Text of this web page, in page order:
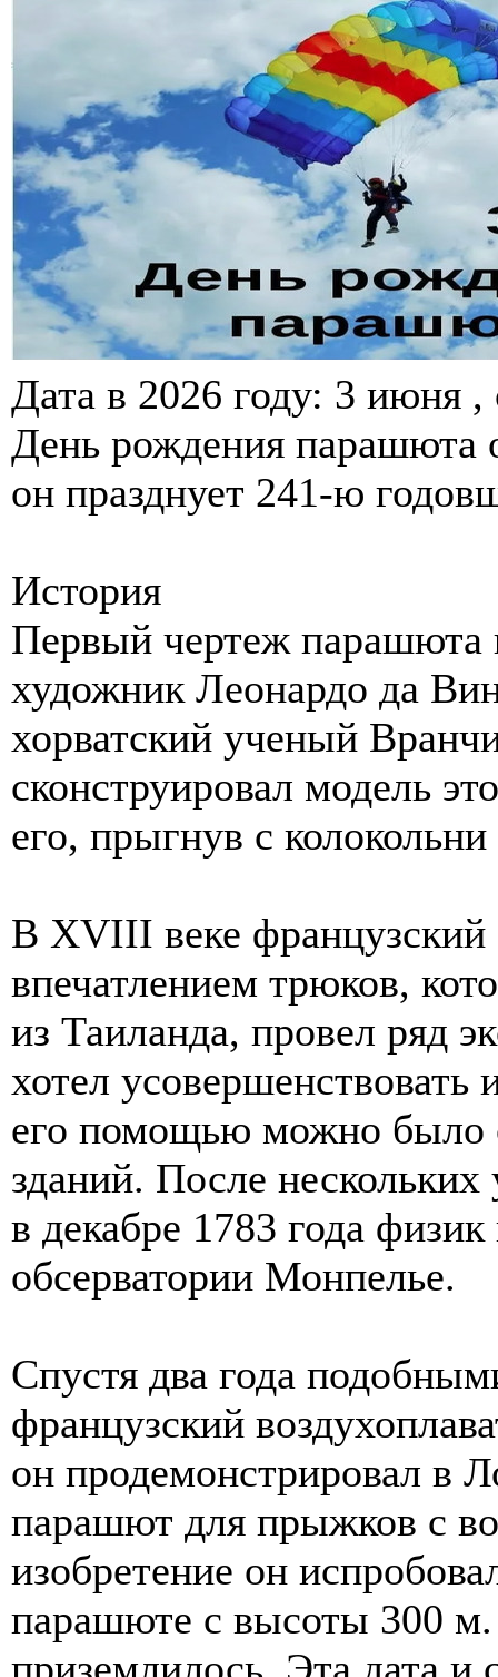
Дата в 2026 году: 3 июня ,
День рождения парашюта
он празднует 241-ю
История
Первый чертеж парашюта
художник Леонардо да
хорватский ученый
сконструировал модель
его, прыгнув с
В XVIII веке
впечатлением трюков,
из Таиланда, провел ряд
хотел усовершенствовать
его помощью можно было
зданий. После
в декабре 1783 года
обсерватории Монпелье.
Спустя два года
французский
он продемонстрировал в
парашют для прыжков с
изобретение он
парашюте с высоты 300